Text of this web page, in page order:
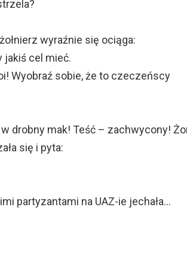
wyraźnie się ociąga:
jakiś cel mieć.
Wyobraź sobie, że to czeczeńscy
drobny mak! Teść – zachwycony!
się i pyta:
partyzantami na UAZ-ie jechała…